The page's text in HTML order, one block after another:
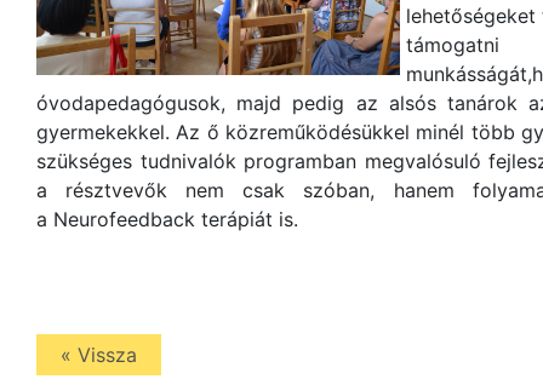
óvodapedagógusok, majd pedig az alsós tanárok
gyermekekkel. Az ő közreműködésükkel minél több
szükséges tudnivalók programban megvalósuló
a résztvevők nem csak szóban, hanem
a Neurofeedback terápiát is.
« Vissza